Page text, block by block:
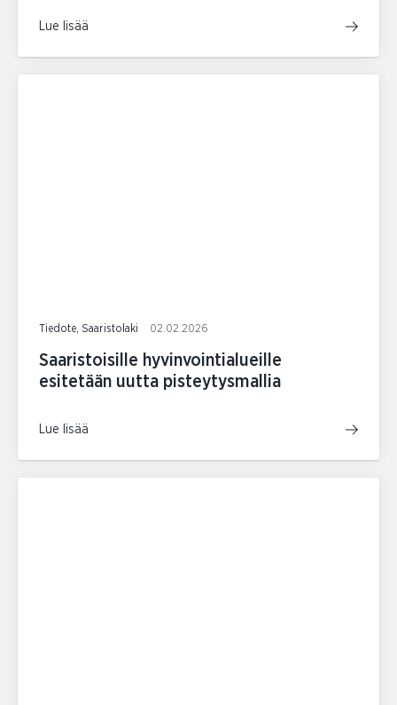
Lue lisää
Tiedote, Saaristolaki 02.02.2026
Saaristoisille hyvinvointialueille
esitetään uutta pisteytysmallia
Lue lisää